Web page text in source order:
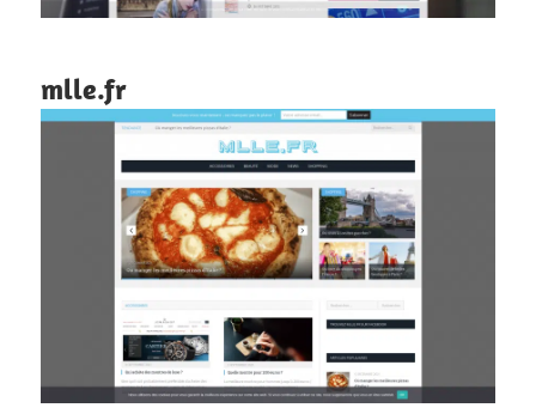
mlle.fr